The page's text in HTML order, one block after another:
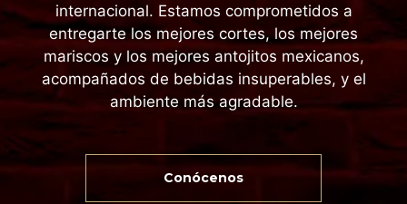
internacional. Estamos comprometidos a
entregarte los mejores cortes, los mejores
mariscos y los mejores antojitos mexicanos,
acompañados de bebidas insuperables, y el
ambiente más agradable.
Conócenos